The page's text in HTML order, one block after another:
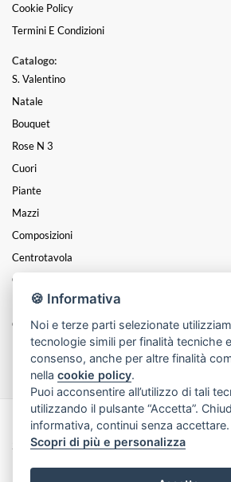
Cookie Policy
Termini E Condizioni
Catalogo:
S. Valentino
Natale
Bouquet
Rose N 3
Cuori
Piante
Mazzi
Composizioni
Centrotavola
Cesti
Funebre
Coroncine
Festa Della Mamma
Made with byInfoser.it- Realizzazione Siti
2026
🍪 Informativa
Noi e terze parti selezionate
tecnologie simili per finalità tecniche
consenso, anche per altre finalità
nellacookie policy.
Puoi acconsentire all’utilizzo di tali
utilizzando il pulsante “Accetta”.
informativa, continui senza accettare.
Scopri di più e personalizza